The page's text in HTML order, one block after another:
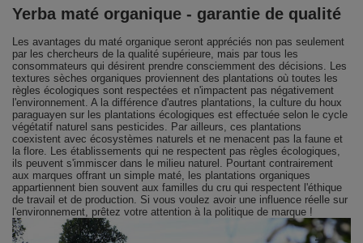
Yerba maté organique - garantie de qualité
Les avantages du maté organique seront appréciés non pas seulement
par les chercheurs de la qualité supérieure, mais par tous les
consommateurs qui désirent prendre consciemment des décisions. Les
textures sèches organiques proviennent des plantations où toutes les
règles écologiques sont respectées et n'impactent pas négativement
l'environnement. A la différence d'autres plantations, la culture du houx
paraguayen sur les plantations écologiques est effectuée selon le cycle
végétatif naturel sans pesticides. Par ailleurs, ces plantations
coexistent avec écosystèmes naturels et ne menacent pas la faune et
la flore. Les établissements qui ne respectent pas règles écologiques,
ils peuvent s'immiscer dans le milieu naturel. Pourtant contrairement
aux marques offrant un simple maté, les plantations organiques
appartiennent bien souvent aux familles du cru qui respectent l'éthique
de travail et de production. Si vous voulez avoir une influence réelle sur
l'environnement, prêtez votre attention à la politique de marque !